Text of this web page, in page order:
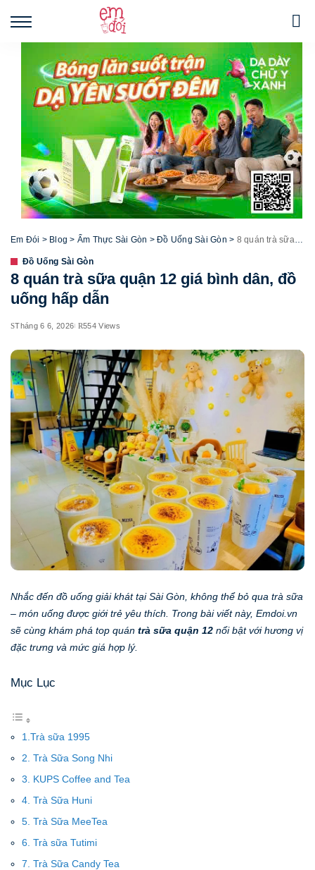
Em Đói > Blog > Ẩm Thực Sài Gòn >Đồ Uống Sài Gòn > 8 quán trà sữa quận 12 giá bình dân, đồ uống hấp dẫn
Đồ Uống Sài Gòn
8 quán trà sữa quận 12 giá bình dân, đồ
uống hấp dẫn
Tháng 6 6, 2026 554 Views
Nhắc đến đồ uống giải khát tại Sài Gòn, không thể bỏ qua trà sữa
– món uống được giới trẻ yêu thích. Trong bài viết này, Emdoi.vn
sẽ cùng khám phá top quán trà sữa quận 12 nổi bật với hương vị
đặc trưng và mức giá hợp lý.
Mục Lục
1.Trà sữa 1995
2. Trà Sữa Song Nhi
3. KUPS Coffee and Tea
4. Trà Sữa Huni
5. Trà Sữa MeeTea
6. Trà sữa Tutimi
7. Trà Sữa Candy Tea